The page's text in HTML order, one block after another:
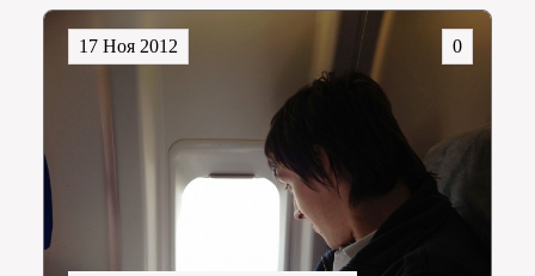
0
17 Ноя 2012